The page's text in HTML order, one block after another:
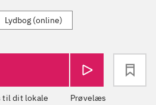
Lydbog (online)
Prøvelæs